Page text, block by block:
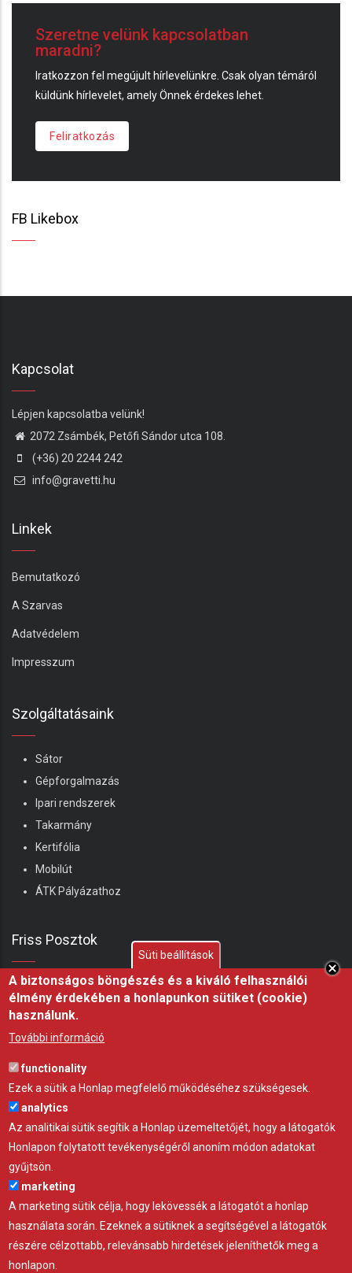
Szeretne velünk kapcsolatban
maradni?
Iratkozzon fel megújult hírlevelünkre. Csak olyan témáról
küldünk hírlevelet, amely Önnek érdekes lehet.
Feliratkozás
FB Likebox
Kapcsolat
Lépjen kapcsolatba velünk!
2072 Zsámbék, Petőfi Sándor utca 108.
(+36) 20 2244 242
info@gravetti.hu
Linkek
Bemutatkozó
A Szarvas
Adatvédelem
Impresszum
Szolgáltatásaink
Sátor
Gépforgalmazás
Ipari rendszerek
Takarmány
Kertifólia
Mobilút
ÁTK Pályázathoz
Friss Posztok
Shelterall juhhodály – Ha ma kezdenék juhászatba,
ezt építeném meg
alapfeltétele, professzionális árnyékoló háló a
Gravettitől
Süti beállítások
A biztonságos böngészés és a kiváló felhasználói
élmény érdekében a honlapunkon sütiket (cookie)
használunk.
További információ
functionality
Ezek a sütik a Honlap megfelelő működéséhez szükségesek.
analytics
Az analitikai sütik segítik a Honlap üzemeltetőjét, hogy a látogatók
Honlapon folytatott tevékenységéről anoním módon adatokat
gyűjtsön.
marketing
A marketing sütik célja, hogy lekövessék a látogatót a honlap
használata során. Ezeknek a sütiknek a segítségével a látogatók
részére célzottabb, relevánsabb hirdetések jeleníthetők meg a
honlapon.